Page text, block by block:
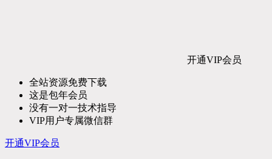
开通VIP会员
全站资源免费下载
这是包年会员
没有一对一技术指导
VIP用户专属微信群
开通VIP会员